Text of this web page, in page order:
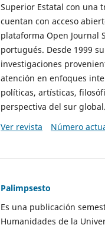
Superior Estatal con una
cuentan con acceso
plataforma Open Journal
portugués. Desde 1999
investigaciones
atención en enfoques
políticas, artísticas,
perspectiva del sur global.
Ver revista
Número
Palimpsesto
Es una publicación
Humanidades de la